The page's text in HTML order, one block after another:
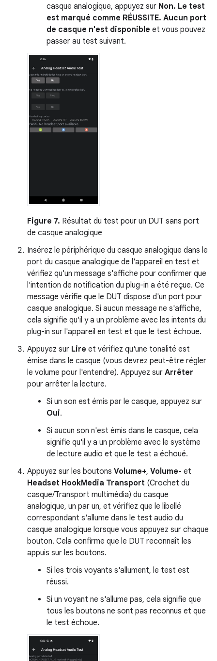
casque analogique, appuyez sur Non. Le test
est marqué comme RÉUSSITE. Aucun port
de casque n'est disponible et vous pouvez
passer au test suivant.
Figure 7. Résultat du test pour un DUT sans port
de casque analogique
Insérez le périphérique du casque analogique dans le
port du casque analogique de l'appareil en test et
vérifiez qu'un message s'affiche pour confirmer que
l'intention de notification du plug-in a été reçue. Ce
message vérifie que le DUT dispose d'un port pour
casque analogique. Si aucun message ne s'affiche,
cela signifie qu'il y a un problème avec les intents du
plug-in sur l'appareil en test et que le test échoue.
Appuyez sur Lire et vérifiez qu'une tonalité est
émise dans le casque (vous devrez peut-être régler
le volume pour l'entendre). Appuyez sur Arrêter
pour arrêter la lecture.
Si un son est émis par le casque, appuyez sur
Oui.
Si aucun son n'est émis dans le casque, cela
signifie qu'il y a un problème avec le système
de lecture audio et que le test a échoué.
Appuyez sur les boutons Volume+, Volume- et
Headset HookMedia Transport (Crochet du
casque/Transport multimédia) du casque
analogique, un par un, et vérifiez que le libellé
correspondant s'allume dans le test audio du
casque analogique lorsque vous appuyez sur chaque
bouton. Cela confirme que le DUT reconnaît les
appuis sur les boutons.
Si les trois voyants s'allument, le test est
réussi.
Si un voyant ne s'allume pas, cela signifie que
tous les boutons ne sont pas reconnus et que
le test échoue.